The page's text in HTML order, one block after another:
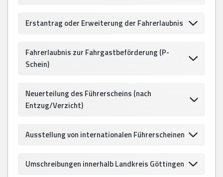
Erstantrag oder Erweiterung der Fahrerlaubnis
Fahrerlaubnis zur Fahrgastbeförderung (P-
Schein)
Neuerteilung des Führerscheins (nach
Entzug/Verzicht)
Ausstellung von internationalen Führerscheinen
Umschreibungen innerhalb Landkreis Göttingen